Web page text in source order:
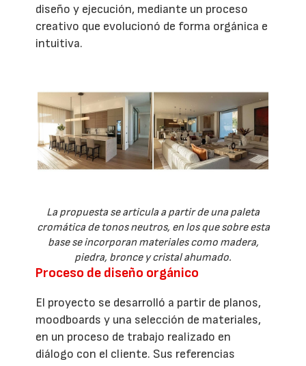
diseño y ejecución, mediante un proceso
creativo que evolucionó de forma orgánica e
intuitiva.
La propuesta se articula a partir de una paleta
cromática de tonos neutros, en los que sobre esta
base se incorporan materiales como madera,
piedra, bronce y cristal ahumado.
Proceso de diseño orgánico
El proyecto se desarrolló a partir de planos,
moodboards y una selección de materiales,
en un proceso de trabajo realizado en
diálogo con el cliente. Sus referencias